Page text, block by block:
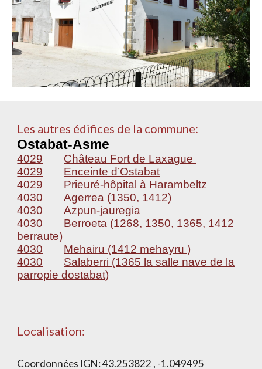
Les autres édifices de la commune:
Ostabat-Asme
4029
Château Fort de Laxague
4029
Enceinte d’Ostabat
4029
Prieuré-hôpital à Harambeltz
4030
Agerrea (1350, 1412)
4030
Azpun-jauregia
4030
Berroeta (1268, 1350, 1365, 1412
berraute)
4030
Mehairu (1412 mehayru )
4030
Salaberri (1365 la salle nave de la
parropie dostabat)
Localisation:
Coordonnées IGN:43.253822 , -1.049495